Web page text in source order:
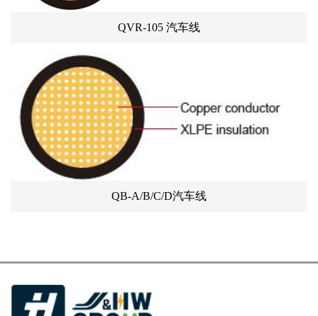
QVR-105 汽车线
QB-A/B/C/D汽车线